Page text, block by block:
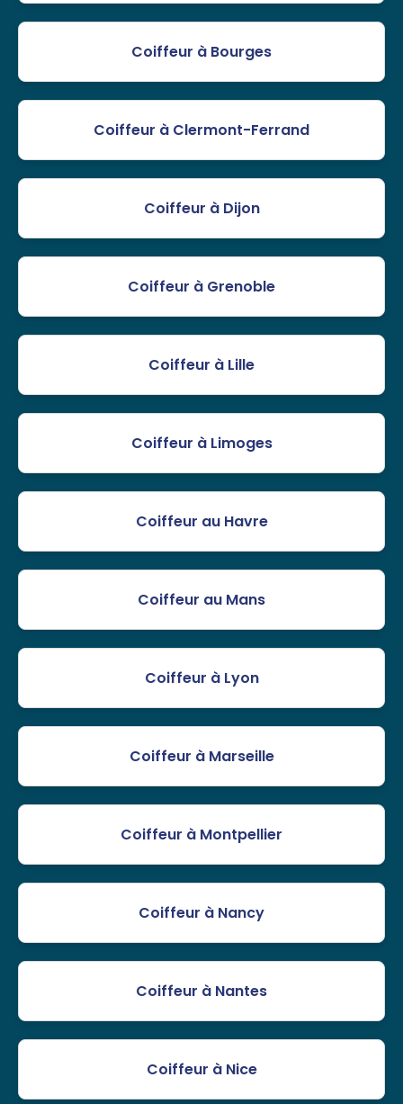
Coiffeur à Bourges
Coiffeur à Clermont-Ferrand
Coiffeur à Dijon
Coiffeur à Grenoble
Coiffeur à Lille
Coiffeur à Limoges
Coiffeur au Havre
Coiffeur au Mans
Coiffeur à Lyon
Coiffeur à Marseille
Coiffeur à Montpellier
Coiffeur à Nancy
Coiffeur à Nantes
Coiffeur à Nice